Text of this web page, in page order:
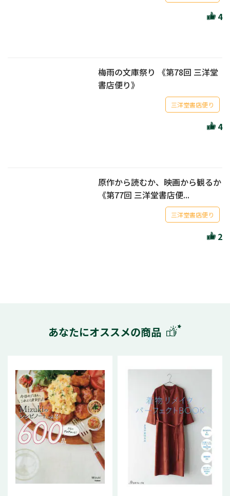
4
梅雨の文庫祭り 《第78回 三洋堂
書店便り》
三洋堂書店便り
4
原作から読むか、映画から観るか
《第77回 三洋堂書店便...
三洋堂書店便り
2
あなたにオススメの商品